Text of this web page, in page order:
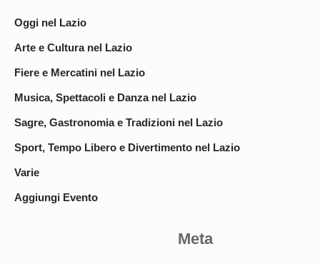
Oggi nel Lazio
Arte e Cultura nel Lazio
Fiere e Mercatini nel Lazio
Musica, Spettacoli e Danza nel Lazio
Sagre, Gastronomia e Tradizioni nel Lazio
Sport, Tempo Libero e Divertimento nel Lazio
Varie
Aggiungi Evento
Meta